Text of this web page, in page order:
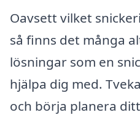
Oavsett vilket
så finns det många
lösningar som en
hjälpa dig med.
och börja planera